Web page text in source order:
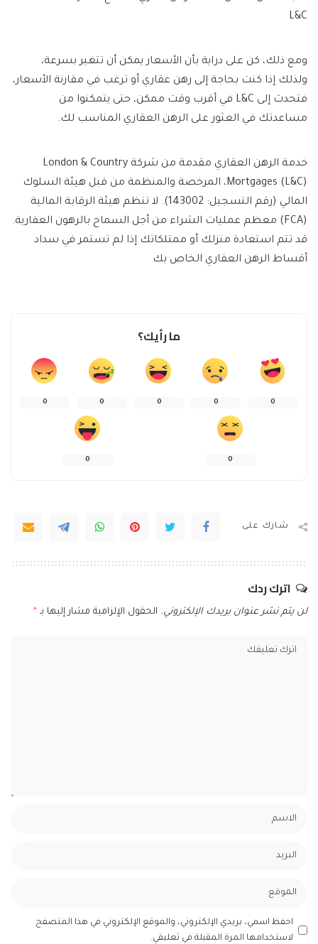
L&C
ومع ذلك، كن على دراية بأن الأسعار يمكن أن تتغير بسرعة،
ولذلك إذا كنت بحاجة إلى رهن عقاري أو ترغب في مقارنة الأسعار،
فتحدث إلى L&C في أقرب وقت ممكن، حتى يتمكنوا من
مساعدتك في العثور على الرهن العقاري المناسب لك.
خدمة الرهن العقاري مقدمة من شركة London & Country
Mortgages (L&C)، المرخصة والمنظمة من قبل هيئة السلوك
المالي (رقم التسجيل: 143002). لا تنظم هيئة الرقابة المالية
(FCA) معظم عمليات الشراء من أجل السماح بالرهون العقارية.
قد تتم استعادة منزلك أو ممتلكاتك إذا لم تستمر في سداد
أقساط الرهن العقاري الخاص بك
ما رأيك؟
0
0
0
0
0
0
0
شارك على
اترك ردك
لن يتم نشر عنوان بريدك الإلكتروني. الحقول الإلزامية مشار إليها بـ *
احفظ اسمي، بريدي الإلكتروني، والموقع الإلكتروني في هذا المتصفح
لاستخدامها المرة المقبلة في تعليقي.